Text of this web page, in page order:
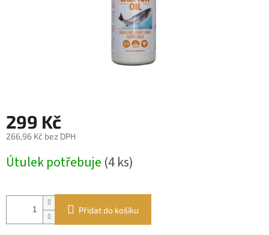
299 Kč
266,96 Kč bez DPH
Měrná
cena:
Útulek potřebuje (4 ks)
Přidat do košíku